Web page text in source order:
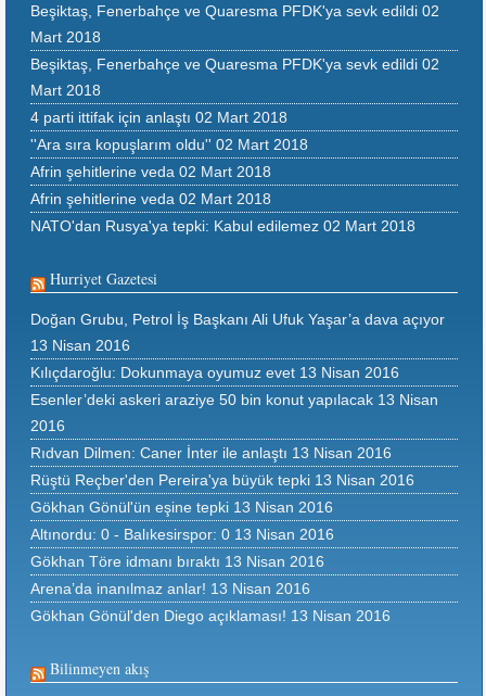
Beşiktaş, Fenerbahçe ve Quaresma PFDK'ya sevk edildi 02
Mart 2018
Beşiktaş, Fenerbahçe ve Quaresma PFDK'ya sevk edildi 02
Mart 2018
4 parti ittifak için anlaştı 02 Mart 2018
''Ara sıra kopuşlarım oldu'' 02 Mart 2018
Afrin şehitlerine veda 02 Mart 2018
Afrin şehitlerine veda 02 Mart 2018
NATO'dan Rusya'ya tepki: Kabul edilemez 02 Mart 2018
Hurriyet Gazetesi
Doğan Grubu, Petrol İş Başkanı Ali Ufuk Yaşar’a dava açıyor
13 Nisan 2016
Kılıçdaroğlu: Dokunmaya oyumuz evet 13 Nisan 2016
Esenler’deki askeri araziye 50 bin konut yapılacak 13 Nisan
2016
Rıdvan Dilmen: Caner İnter ile anlaştı 13 Nisan 2016
Rüştü Reçber'den Pereira'ya büyük tepki 13 Nisan 2016
Gökhan Gönül'ün eşine tepki 13 Nisan 2016
Altınordu: 0 - Balıkesirspor: 0 13 Nisan 2016
Gökhan Töre idmanı bıraktı 13 Nisan 2016
Arena’da inanılmaz anlar! 13 Nisan 2016
Gökhan Gönül'den Diego açıklaması! 13 Nisan 2016
Bilinmeyen akış